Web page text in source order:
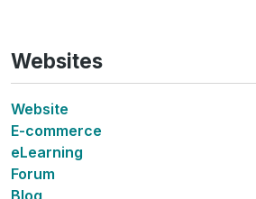
Websites
Website
E-commerce
eLearning
Forum
Blog